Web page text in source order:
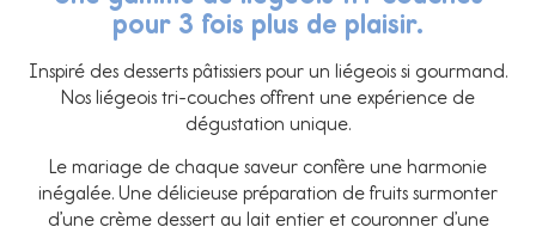
pour 3 fois plus de plaisir.
Inspiré des desserts pâtissiers pour un liégeois si gourmand.
Nos liégeois tri-couches offrent une expérience de
dégustation unique.
Le mariage de chaque saveur confère une harmonie
inégalée. Une délicieuse préparation de fruits surmonter
d’une crème dessert au lait entier et couronner d’une